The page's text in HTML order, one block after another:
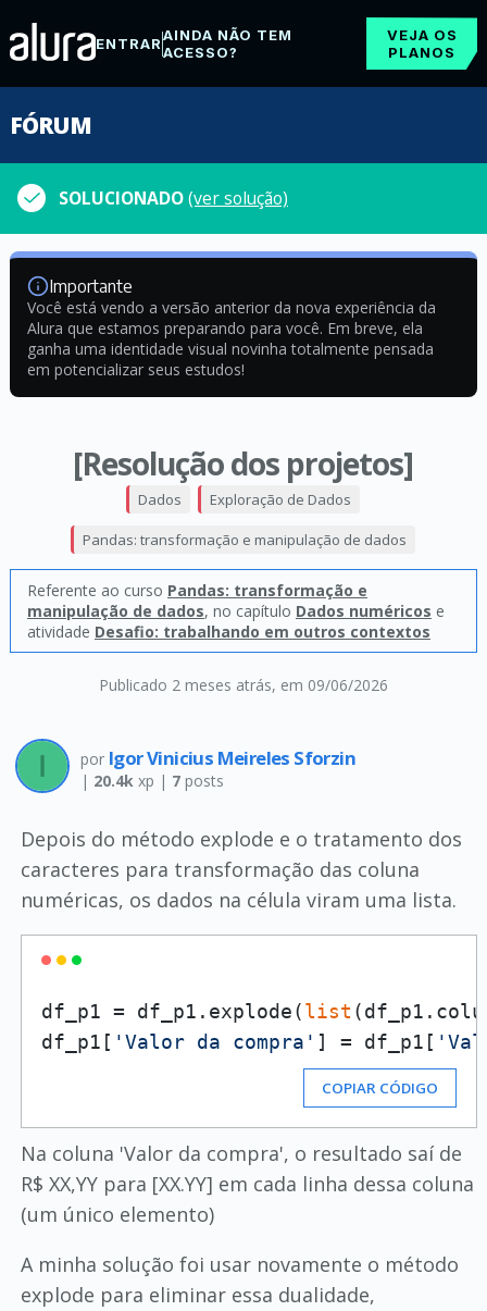
ENTRARAINDA NÃO TEM
ACESSO?
VEJA OS
PLANOS
FÓRUM
SOLUCIONADO(ver solução)
Importante
Você está vendo a versão anterior da nova experiência da
Alura que estamos preparando para você. Em breve, ela
ganha uma identidade visual novinha totalmente pensada
em potencializar seus estudos!
[Resolução dos projetos]
Publicado 2 meses atrás, em 09/06/2026
Dados Exploração de Dados
Pandas: transformação e manipulação de dados
Referente ao curso Pandas: transformação e
manipulação de dados, no capítulo Dados numéricos e
atividade Desafio: trabalhando em outros contextos
por Igor Vinicius Meireles Sforzin
| 20.4kxp | 7posts
Depois do método explode e o tratamento dos
caracteres para transformação das coluna
numéricas, os dados na célula viram uma lista.
df_p1 = df_p1.explode(list
df_p1[ 'Valor da compra' ] = df_p1[
COPIAR CÓDIGO
Na coluna 'Valor da compra', o resultado saí de
R$ XX,YY para [XX.YY] em cada linha dessa coluna
(um único elemento)
A minha solução foi usar novamente o método
explode para eliminar essa dualidade,